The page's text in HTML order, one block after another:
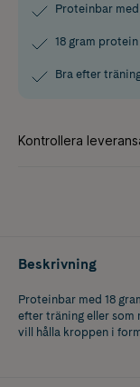
Proteinbar
18 gram
Bra efter
Beskrivning
Proteinbar med 18
efter träning eller som
vill hålla kroppen i